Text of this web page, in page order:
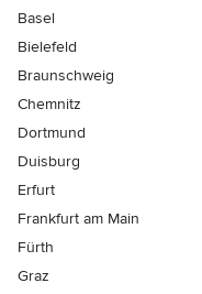
Basel
Bielefeld
Braunschweig
Chemnitz
Dortmund
Duisburg
Erfurt
Frankfurt am Main
Fürth
Graz